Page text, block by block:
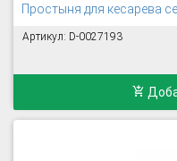
Простыня для кесарева
Артикул: D-0027193